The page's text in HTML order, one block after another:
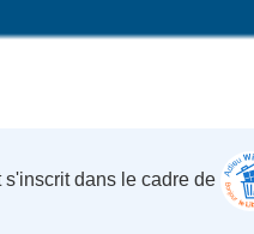
s'inscrit dans le cadre de